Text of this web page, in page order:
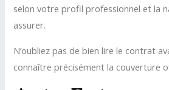
selon votre profil professionnel et la
assurer.
N’oubliez pas de bien lire le contrat
connaître précisément la couverture